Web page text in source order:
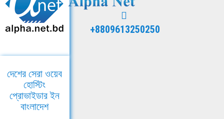
+8809613250250
দেশের সেরা ওয়েব
হোস্টিং
প্রোভাইডার ইন
বাংলাদেশ